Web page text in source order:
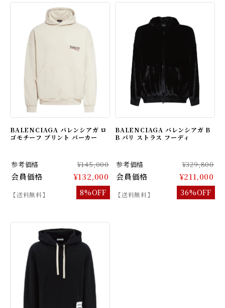
BALENCIAGA バレンシアガ ロ
ゴモチーフ プリント パーカー
参考価格 ¥145,000
会員価格 ¥132,000
【送料無料】 8%OFF
BALENCIAGA バレンシアガ B
B パリ ストラス フーディ
参考価格 ¥329,800
会員価格 ¥211,000
【送料無料】 36%OFF